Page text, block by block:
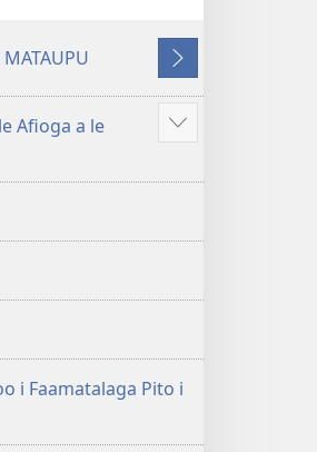
O
le
ai
Tusi
le
a
Lalolagi
Fou
Mataupu
e
sosoo
Afioga a le
Faaali
mea
i Faamatalaga Pito i